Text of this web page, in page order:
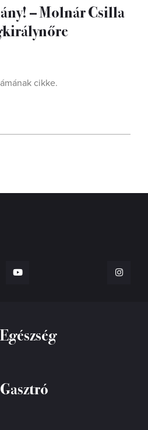
– Molnár Csilla
cikke.
Egészség
Gasztró